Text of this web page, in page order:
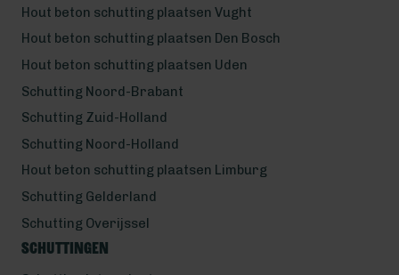
Hout beton schutting plaatsen Vught
Hout beton schutting plaatsen Den Bosch
Hout beton schutting plaatsen Uden
Schutting Noord-Brabant
Schutting Zuid-Holland
Schutting Noord-Holland
Hout beton schutting plaatsen Limburg
Schutting Gelderland
Schutting Overijssel
Schuttingen